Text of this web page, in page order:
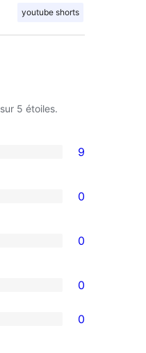
youtube shorts
sur 5 étoiles.
9
0
0
0
0